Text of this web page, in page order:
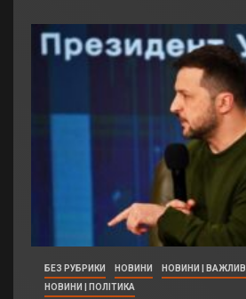
БЕЗ РУБРИКИ НОВИНИ
НОВИНИ | ВАЖЛИВІ
НОВИНИ | ПОЛІТИКА